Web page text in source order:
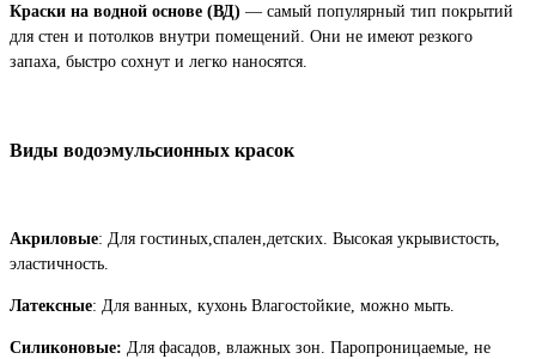
Краски на водной основе (ВД) — самый популярный тип покрытий
для стен и потолков внутри помещений. Они не имеют резкого
запаха, быстро сохнут и легко наносятся.
Виды водоэмульсионных красок
Акриловые: Для гостиных,спален,детских. Высокая укрывистость,
эластичность.
Латексные: Для ванных, кухонь Влагостойкие, можно мыть.
Силиконовые: Для фасадов, влажных зон. Паропроницаемые, не